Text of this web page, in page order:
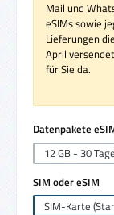
Mail und
eSIMs sowie
Lieferungen
April
für Sie da.
Datenpakete
12 GB - 30 Tage
SIM oder eSIM
SIM-Karte